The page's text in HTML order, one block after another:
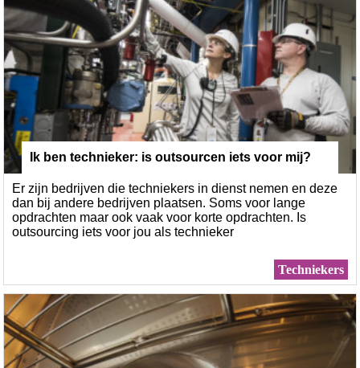
Ik ben technieker: is outsourcen iets voor mij?
Er zijn bedrijven die techniekers in dienst nemen en deze
dan bij andere bedrijven plaatsen. Soms voor lange
opdrachten maar ook vaak voor korte opdrachten. Is
outsourcing iets voor jou als technieker
Techniekers